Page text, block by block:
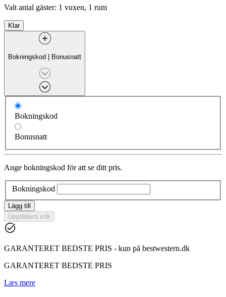
Valt antal gäster: 1 vuxen, 1 rum
Klar
Bokningskod | Bonusnatt
Bokningskod
Bonusnatt
Ange bokningskod för att se ditt pris.
Bokningskod
Lägg till
Uppdatera sök
GARANTERET BEDSTE PRIS - kun på bestwestern.dk
GARANTERET BEDSTE PRIS
Læs mere